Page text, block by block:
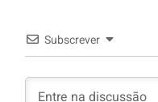
Subscrever